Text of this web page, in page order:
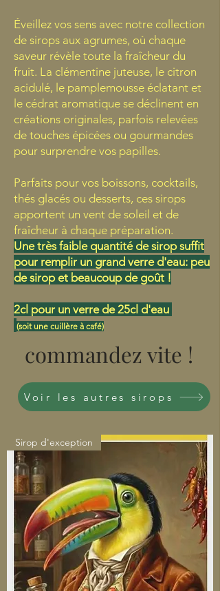
Éveillez vos sens avec notre collection
de sirops aux agrumes, où chaque
saveur révèle toute la fraîcheur du
fruit. La clémentine juteuse, le citron
acidulé, le pamplemousse éclatant et
le cédrat aromatique se déclinent en
créations originales, parfois relevées
de touches épicées ou gourmandes
pour surprendre vos papilles.
Parfaits pour vos boissons, cocktails,
thés glacés ou desserts, ces sirops
apportent un vent de soleil et de
fraîcheur à chaque préparation.
Une très faible quantité de sirop suffit
pour remplir un grand verre d'eau: peu
de sirop et beaucoup de goût !
2cl pour un verre de 25cl d'eau
(soit une cuillère à café)
commandez vite !
Voir les autres sirops
Sirop d'exception